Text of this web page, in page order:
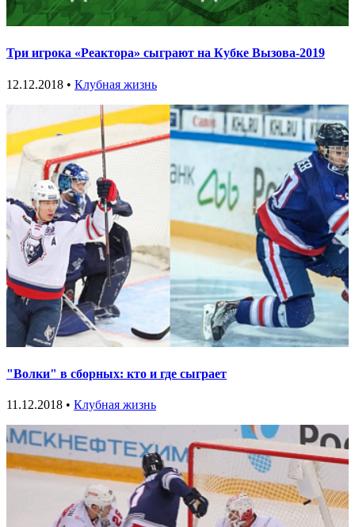
Три игрока «Реактора» сыграют на Кубке Вызова-2019
12.12.2018 • Клубная жизнь
"Волки" в сборных: кто и где сыграет
11.12.2018 • Клубная жизнь